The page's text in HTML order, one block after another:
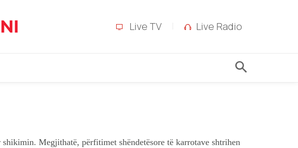
Live TV Live Radio
Megjithatë, përfitimet shëndetësore të karrotave shtrihen